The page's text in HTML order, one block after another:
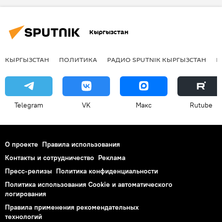
Кыргызстан
КЫРГЫЗСТАН ПОЛИТИКА РАДИО SPUTNIK КЫРГЫЗСТАН
Telegram VK Макс Rutube
О проекте Правила использования
Контакты и сотрудничество Реклама
Пресс-релизы Политика конфиденциальности
Политика использования Cookie и автоматического
логирования
Правила применения рекомендательных
технологий